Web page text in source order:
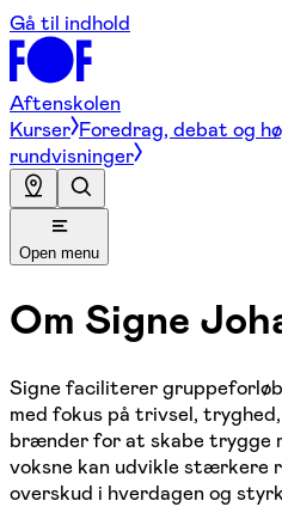
Gå til indhold
Aftenskolen
Kurser Foredrag, debat og
rundvisninger
Open menu
Om Signe
Signe faciliterer
med fokus på trivsel,
brænder for at skabe trygge
voksne kan udvikle stærkere
overskud i hverdagen og